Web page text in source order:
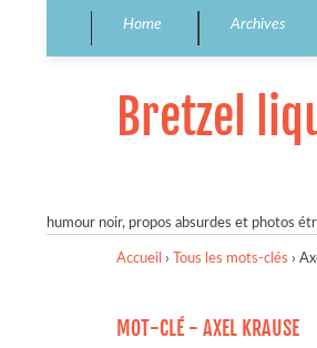
Home Archives
Bretzel
humour noir, propos absurdes et photos
Accueil › Tous les mots-clés ›
MOT-CLÉ - AXEL KRAUSE